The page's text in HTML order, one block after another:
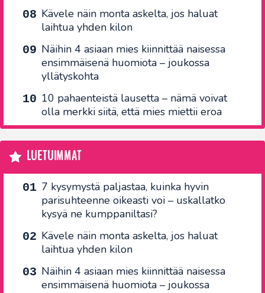
Kävele näin monta askelta, jos haluat
laihtua yhden kilon
Näihin 4 asiaan mies kiinnittää naisessa
ensimmäisenä huomiota – joukossa
yllätyskohta
10 pahaenteistä lausetta – nämä voivat
olla merkki siitä, että mies miettii eroa
LUETUIMMAT
7 kysymystä paljastaa, kuinka hyvin
parisuhteenne oikeasti voi – uskallatko
kysyä ne kumppaniltasi?
Kävele näin monta askelta, jos haluat
laihtua yhden kilon
Näihin 4 asiaan mies kiinnittää naisessa
ensimmäisenä huomiota – joukossa